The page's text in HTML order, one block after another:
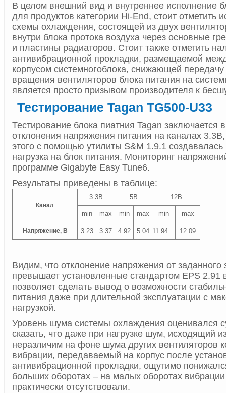
В целом внешний вид и внутреннее исполнение
для продуктов категории Hi-End, стоит отметить
схемы охлаждения, состоящей из двух
внутри блока протока воздуха через основные
и пластины радиаторов. Стоит также отметить
антивибрационной прокладки, размещаемой
корпусом системногоблока, снижающей
вращения вентиляторов блока питания на
является просто призывом производителя к
Тестирование Tagan TG500-U33
Тестирование блока пиатния Tagan заключается
отклонения напряжения питания на каналах
этого с помощью утилиты S&M 1.9.1
нагрузка на блок питания. Мониторинг
программе Gigabyte Easy Tune6.
Результаты приведены в таблице:
Канал
3.3В 5В 12В
min max min max min max
Напряжение, В 3.23 3.37 4.92 5.04 11.94 12.09
Видим, что отклонение напряжения от заданного
превышает установленные стандартом EPS 2.91
позволяет сделать вывод о возможности
питания даже при длительной эксплуатации с
нагрузкой.
Уровень шума системы охлаждения оценивался
сказать, что даже при нагрузке шум, исходящий
неразличим на фоне шума других вентиляторов
вибрации, передаваемый на корпус после
антивибрационной прокладки, ощутимо
больших оборотах – на малых оборотах вибрации
практически отсутствовали.